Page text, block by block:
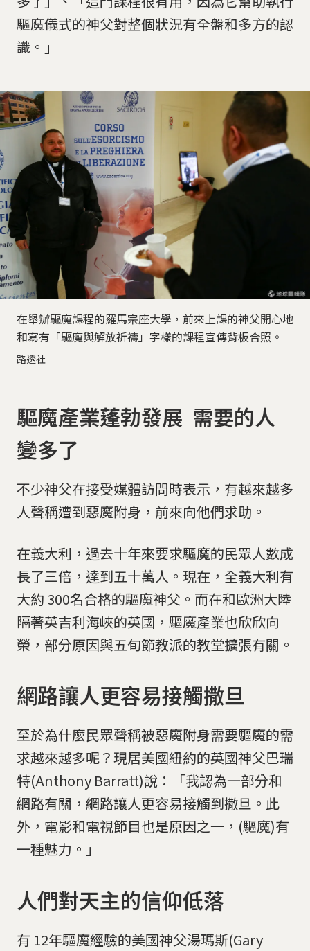
驅魔儀式的神父對整個狀況有全盤和多方的認
識。」
在舉辦驅魔課程的羅馬宗座大學，前來上課的神父開心地
和寫有「驅魔與解放祈禱」字樣的課程宣傳背板合照。
路透社
驅魔產業蓬勃發展 需要的人
變多了
不少神父在接受媒體訪問時表示，有越來越多
人聲稱遭到惡魔附身，前來向他們求助。
在義大利，過去十年來要求驅魔的民眾人數成
長了三倍，達到五十萬人。現在，全義大利有
大約 300名合格的驅魔神父。而在和歐洲大陸
隔著英吉利海峽的英國，驅魔產業也欣欣向
榮，部分原因與五旬節教派的教堂擴張有關。
網路讓人更容易接觸撒旦
至於為什麼民眾聲稱被惡魔附身需要驅魔的需
求越來越多呢？現居美國紐約的英國神父巴瑞
特(Anthony Barratt)說：「我認為一部分和
網路有關，網路讓人更容易接觸到撒旦。此
外，電影和電視節目也是原因之一，(驅魔)有
一種魅力。」
人們對天主的信仰低落
有 12年驅魔經驗的美國神父湯瑪斯(Gary